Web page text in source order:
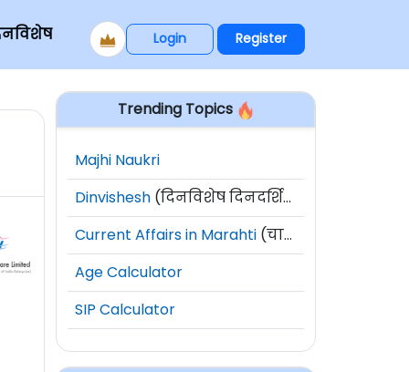
Login Register
Trending Topics
Majhi Naukri
Dinvishesh (दिनविशेष दिनदर्शिका)
Current Affairs in Marahti (चालू घडामोडी)
Age Calculator
SIP Calculator